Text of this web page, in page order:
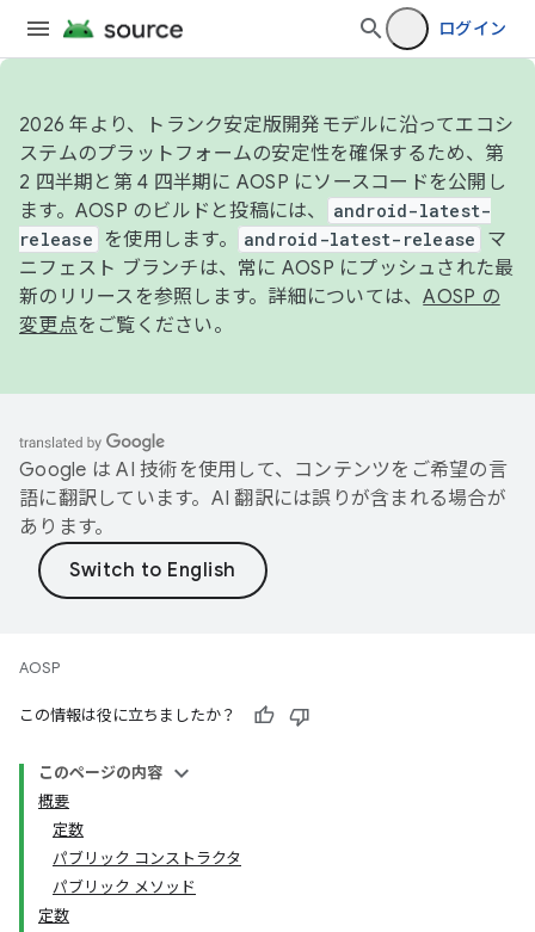
ログイン
2026 年より、トランク安定版開発モデルに沿ってエコシ
ステムのプラットフォームの安定性を確保するため、第
2 四半期と第 4 四半期に AOSP にソースコードを公開し
ます。AOSP のビルドと投稿には、
android-latest-
release
を使用します。 android-latest-release
マ
ニフェスト ブランチは、常に AOSP にプッシュされた最
新のリリースを参照します。詳細については、AOSP の
変更点をご覧ください。
Google は AI 技術を使用して、コンテンツをご希望の言
語に翻訳しています。AI 翻訳には誤りが含まれる場合が
あります。
AOSP
この情報は役に立ちましたか？
このページの内容
概要
定数
パブリック コンストラクタ
パブリック メソッド
定数